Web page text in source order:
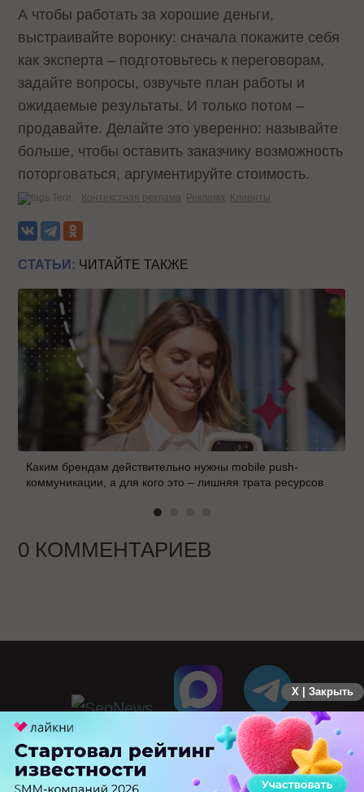
А чтобы работать за хорошие деньги,
выстраивайте воронку: сначала покажите себя
как эксперта – подготовьтесь к переговорам,
задайте вопросы, озвучьте план работы и
ожидаемые результаты. И только потом –
продавайте. Делайте это уверенно: называйте
больше, чтобы оставить заказчику возможность
поторговаться, аргументируйте стоимость.
Теги: Контекстная реклама Реклама Клиенты
СТАТЬИ: ЧИТАЙТЕ ТАКЖЕ
Каким брендам действительно нужны mobile push-
коммуникации, а для кого это – лишняя трата ресурсов
0 КОММЕНТАРИЕВ
X | Закрыть
ПЕРЕЙТИ НА ПОЛНУЮ ВЕРСИЮ
© SEOnews.ru Все права защищены. 2026